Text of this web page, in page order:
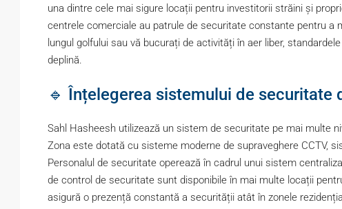
una dintre cele mai sigure locații pentru investitorii străini și
centrele comerciale au patrule de securitate constante pentru a
lungul golfului sau vă bucurați de activități în aer liber,
deplină.
🔹 Înțelegerea sistemului de securitate
Sahl Hasheesh utilizează un sistem de securitate pe mai multe
Zona este dotată cu sisteme moderne de supraveghere CCTV,
Personalul de securitate operează în cadrul unui sistem
de control de securitate sunt disponibile în mai multe locații
asigură o prezență constantă a securității atât în zonele